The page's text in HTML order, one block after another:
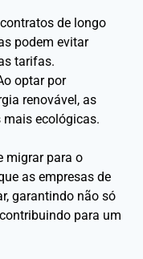
de longo
podem evitar
tarifas.
optar por
renovável, as
ecológicas.
migrar para o
as empresas de
garantindo não só
para um